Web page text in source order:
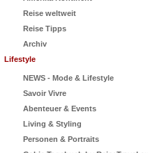
Reise weltweit
Reise Tipps
Archiv
Lifestyle
NEWS - Mode & Lifestyle
Savoir Vivre
Abenteuer & Events
Living & Styling
Personen & Portraits